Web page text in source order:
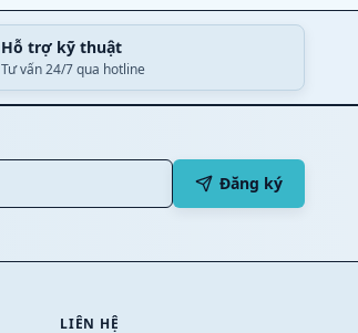
Hỗ trợ kỹ thuật
Tư vấn 24/7 qua hotline
Đăng ký
LIÊN HỆ